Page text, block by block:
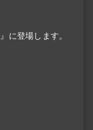
』に登場します。